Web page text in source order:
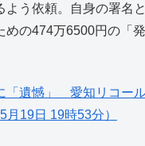
よう依頼。自身の署名
めの474万6500円の「
「遺憾」 愛知リコー
月19日 19時53分）